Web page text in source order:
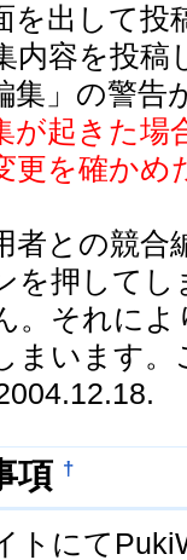
を出して投
内容を投稿
集」の警
が起きた場
更を確かめ
者との競合
を押してし
。それによ
まいます
項 †
トにて